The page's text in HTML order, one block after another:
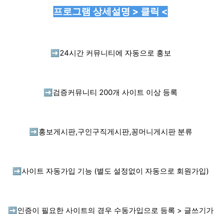
프로그램 상세설명 > 클릭 <
➡️ 24시간 커뮤니티에 자동으로 홍보
➡️ 검증커뮤니티 200개 사이트 이상 등록
➡️ 홍보게시판,구인구직게시판,꽁머니게시판 분류
➡️ 사이트 자동가입 기능 (별도 설정없이 자동으로 회원가입)
➡️ 인증이 필요한 사이트의 경우 수동가입으로 등록 > 글쓰기가